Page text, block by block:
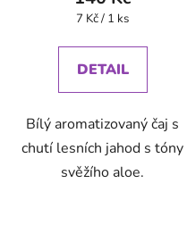
Měrná
7 Kč / 1 ks
DETAIL
Bílý aromatizovaný čaj s
chutí lesních jahod s tóny
svěžího aloe.